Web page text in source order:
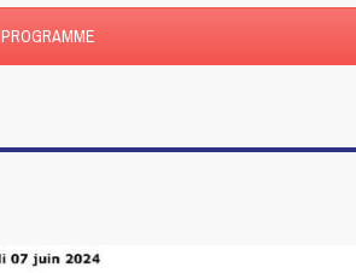
PROGRAMME